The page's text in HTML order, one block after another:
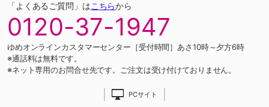
「よくあるご質問」はこちらから
0120-37-1947
ゆめオンラインカスタマーセンター［受付時間］あさ10時～夕方6時
※通話料は無料です。
※ネット専用のお問合せ先です。ご注文は受け付けておりません。
PCサイト